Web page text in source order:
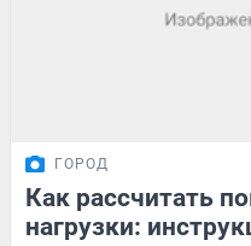
ГОРОД
Как рассчитать
нагрузки: